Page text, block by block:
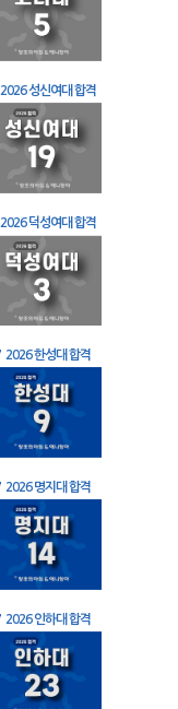
2026 성신여대 합격
2026 덕성여대 합격
2026 한성대 합격
2026 명지대 합격
2026 인하대 합격